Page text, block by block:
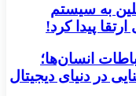
به سیستم
پیدا کرد!
انسان‌ها؛
در دنیای دیجیتال